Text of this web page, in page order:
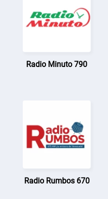
Radio Minuto 790
Radio Rumbos 670